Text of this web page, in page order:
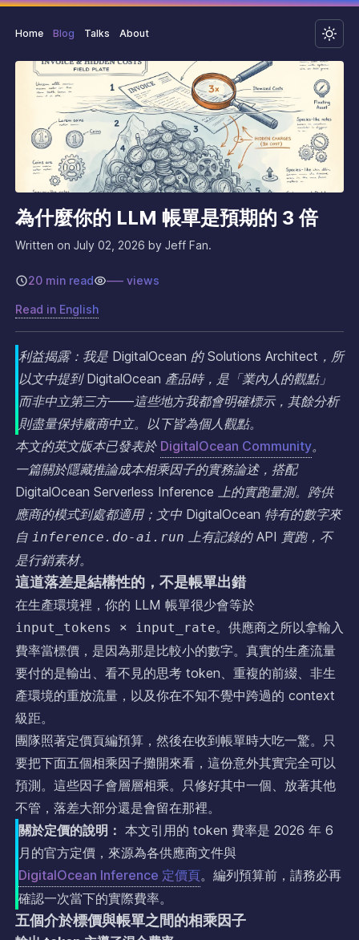
Home Blog Talks About
為什麼你的 LLM 帳單是預期的 3 倍
Written on July 02, 2026 by Jeff Fan.
20 min read –––views
Read in English
利益揭露：我是 DigitalOcean 的 Solutions Architect，所
以文中提到 DigitalOcean 產品時，是「業內人的觀點」
而非中立第三方——這些地方我都會明確標示，其餘分析
則盡量保持廠商中立。以下皆為個人觀點。
本文的英文版本已發表於 DigitalOcean Community。
一篇關於隱藏推論成本相乘因子的實務論述，搭配
DigitalOcean Serverless Inference 上的實跑量測。跨供
應商的模式到處都適用；文中 DigitalOcean 特有的數字來
自 inference.do-ai.run 上有記錄的 API 實跑，不
是行銷素材。
這道落差是結構性的，不是帳單出錯
在生產環境裡，你的 LLM 帳單很少會等於
input_tokens × input_rate。供應商之所以拿輸入
費率當標價，是因為那是比較小的數字。真實的生產流量
要付的是輸出、看不見的思考 token、重複的前綴、非生
產環境的重放流量，以及你在不知不覺中跨過的 context
級距。
團隊照著定價頁編預算，然後在收到帳單時大吃一驚。只
要把下面五個相乘因子攤開來看，這份意外其實完全可以
預測。這些因子會層層相乘。只修好其中一個、放著其他
不管，落差大部分還是會留在那裡。
關於定價的說明： 本文引用的 token 費率是 2026 年 6
月的官方定價，來源為各供應商文件與
DigitalOcean Inference 定價頁。編列預算前，請務必再
確認一次當下的實際費率。
五個介於標價與帳單之間的相乘因子